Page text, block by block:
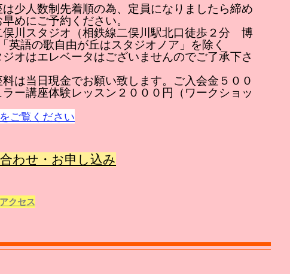
少人数制先着順の為、定員になりましたら締め
めにご予約ください。
俣川スタジオ（相鉄線二俣川駅北口徒歩２分 博
英語の歌自由が丘はスタジオノア」を除く
オはエレベータはございませんのでご了承下さ
は当日現金でお願い致します。ご入会金５００
ラー講座体験レッスン２０００円（ワークショッ
ご覧ください
わせ・お申し込み
クセス